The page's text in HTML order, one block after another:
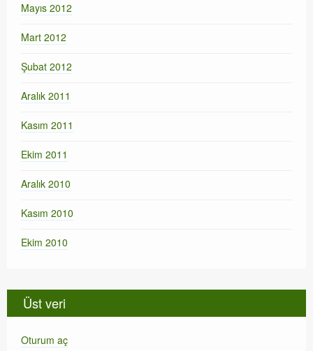
Mayıs 2012
Mart 2012
Şubat 2012
Aralık 2011
Kasım 2011
Ekim 2011
Aralık 2010
Kasım 2010
Ekim 2010
Üst veri
Oturum aç